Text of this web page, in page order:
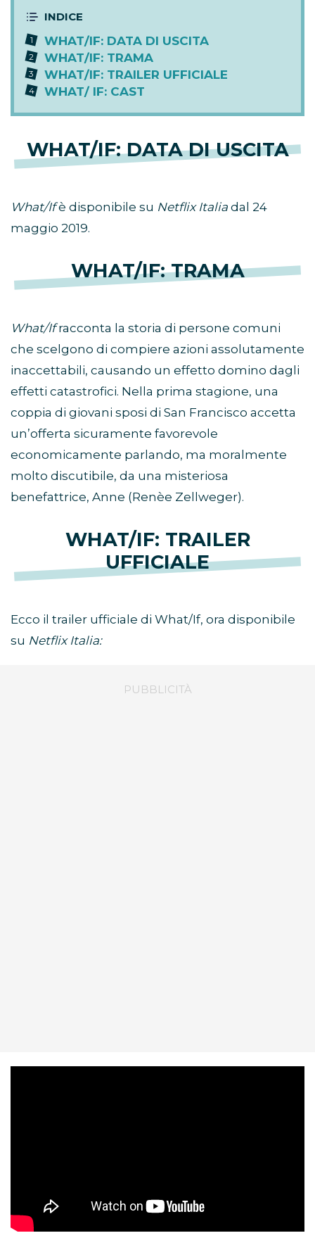
WHAT/IF: DATA DI USCITA
WHAT/IF: TRAMA
WHAT/IF: TRAILER UFFICIALE
WHAT/ IF: CAST
WHAT/IF: DATA DI USCITA
What/Ifè disponibile su Netflix Italia dal 24
maggio 2019.
WHAT/IF: TRAMA
What/Ifracconta la storia di persone comuni
che scelgono di compiere azioni assolutamente
inaccettabili, causando un effetto domino dagli
effetti catastrofici. Nella prima stagione, una
coppia di giovani sposi di San Francisco accetta
un’offerta sicuramente favorevole
economicamente parlando, ma moralmente
molto discutibile, da una misteriosa
benefattrice, Anne (Renèe Zellweger).
WHAT/IF: TRAILER
UFFICIALE
Ecco il trailer ufficiale di What/If, ora disponibile
su Netflix Italia: